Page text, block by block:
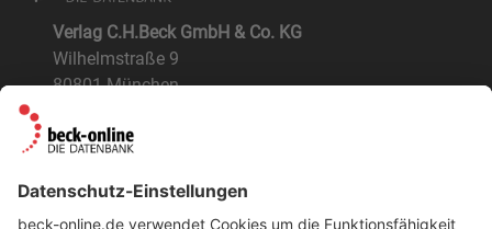
Verlag C.H.Beck GmbH & Co. KG
Wilhelmstraße 9
80801 München
Der Verlag
Nachhaltigkeit
NÜTZLICHES